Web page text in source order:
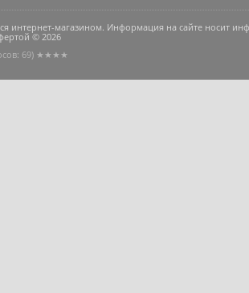
интернет-магазином. Информация на сайте носит
© 2026
69) ★★★★